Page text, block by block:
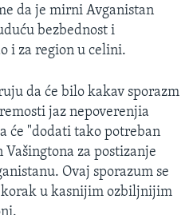
da je mirni Avganistan
bezbednost i
i za region u celini.
da će bilo kakav sporazm
jaz nepoverenjia
će "dodati tako potreban
za postizanje
Ovaj sporazum se
korak u kasnijim ozbiljnijim